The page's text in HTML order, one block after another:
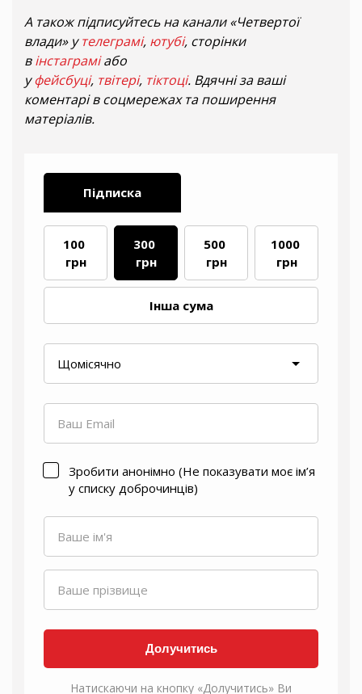
А також підписуйтесь на канали «Четвертої
влади» утелеграмі, ютубі, сторінки
вінстаграміабо
уфейсбуці, твітері, тіктоці. Вдячні за ваші
коментарі в соцмережах та поширення
матеріалів.